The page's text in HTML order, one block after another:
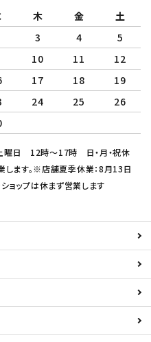
木 金
土
3 4
5
10 11
12
17 18
19
24 25
26
曜日 12時～17時 日・月・祝休
します。※店舗夏季休業：8月13日
ョップは休まず営業します